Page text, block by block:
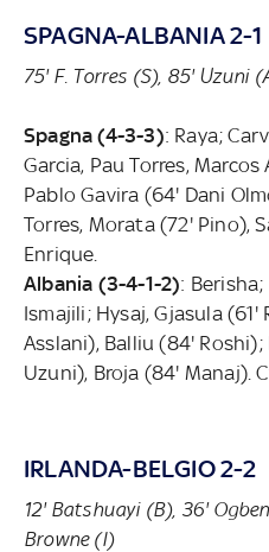
SPAGNA-ALBANIA 2-1
75' F. Torres (S), 85' Uzuni
Spagna (4-3-3): Raya;
Garcia, Pau Torres,
Pablo Gavira (64' Dani
Torres, Morata (72' Pino),
Enrique.
Albania (3-4-1-2):
Ismajili; Hysaj, Gjasula (61'
Asslani), Balliu (84' Roshi);
Uzuni), Broja (84' Manaj).
IRLANDA-BELGIO 2-2
12' Batshuayi (B), 36'
Browne (I)